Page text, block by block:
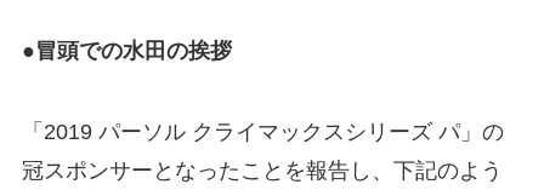
●冒頭での水田の挨拶
「2019 パーソル クライマックスシリーズ パ」の
冠スポンサーとなったことを報告し、下記のよう